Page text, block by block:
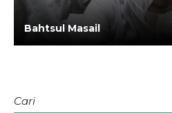
Bahtsul Masail
Cari